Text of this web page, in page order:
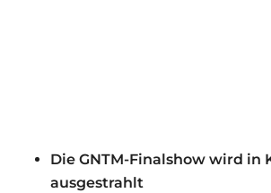
Die GNTM-Finalshow wird in
ausgestrahlt